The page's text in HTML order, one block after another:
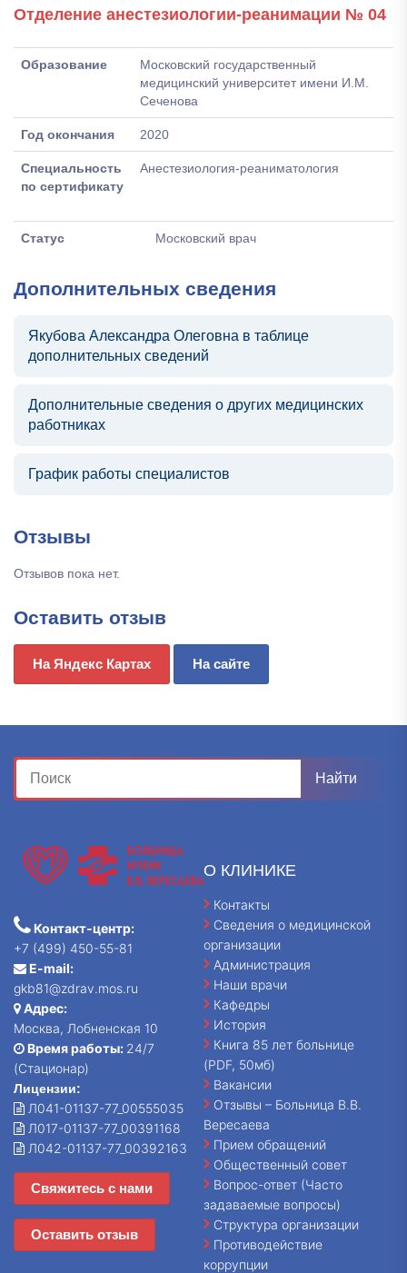
Отделение анестезиологии-реанимации № 04
Образование
Московский государственный
медицинский университет имени И.М.
Сеченова
Год окончания 2020
Специальность
по сертификату
Анестезиология-реаниматология
Статус Московский врач
Дополнительных сведения
Якубова Александра Олеговна в таблице
дополнительных сведений
Дополнительные сведения о других медицинских
работниках
График работы специалистов
Отзывы
Отзывов пока нет.
Оставить отзыв
На Яндекс Картах На сайте
Контакт-центр:
+7 (499) 450-55-81
E-mail:
gkb81@zdrav.mos.ru
Адрес:
Москва, Лобненская 10
Время работы: 24/7
(Стационар)
Лицензии:
Л041-01137-77_00555035
Л017-01137-77_00391168
Л042-01137-77_00392163
Свяжитесь с нами
Оставить отзыв
О КЛИНИКЕ
Контакты
Сведения о медицинской
организации
Администрация
Наши врачи
Кафедры
История
Книга 85 лет больнице
(PDF, 50мб)
Вакансии
Отзывы – Больница В.В.
Вересаева
Прием обращений
Общественный совет
Вопрос-ответ (Часто
задаваемые вопросы)
Структура организации
Противодействие
коррупции